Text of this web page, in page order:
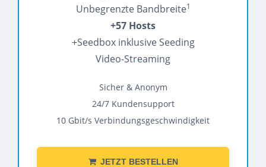
Unbegrenzte Bandbreite1
+57 Hosts
+Seedbox inklusive Seeding
Video-Streaming
Sicher & Anonym
24/7 Kundensupport
10 Gbit/s Verbindungsgeschwindigkeit
JETZT BESTELLEN